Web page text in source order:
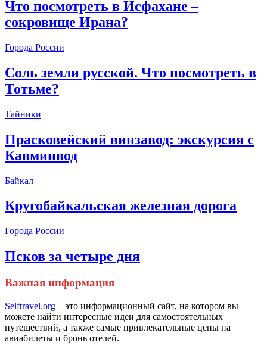
Что посмотреть в Исфахане –
сокровище Ирана?
Города России
Соль земли русской. Что посмотреть в
Тотьме?
Тайники
Прасковейский винзавод: экскурсия с
Кавминвод
Байкал
Кругобайкальская железная дорога
Города России
Псков за четыре дня
Важная информация
Selftravel.org – это информационный сайт, на котором вы
можете найти интересные идеи для самостоятельных
путешествий, а также самые привлекательные цены на
авиабилеты и бронь отелей.